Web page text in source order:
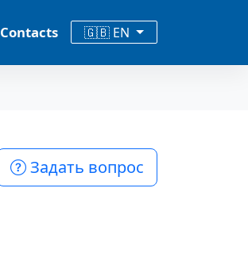
Contacts 🇬🇧 EN
Задать вопрос